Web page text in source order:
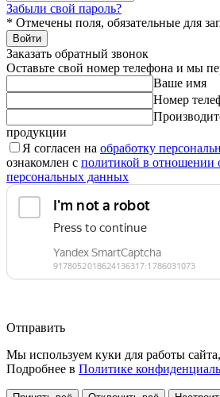
Забыли свой пароль?
* Отмечены поля, обязательные для
Войти
Заказать обратный звонок
Оставьте свой номер телефона и мы
Ваше имя
Номер
продукции
Я согласен на обработку
ознакомлен с политикой в отношении
персональных данных
Отправить
Мы используем куки для работы
Подробнее в Политике